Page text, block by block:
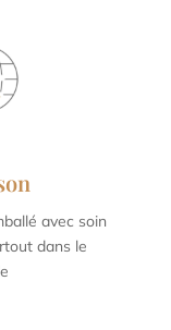
x 29,5
avec soin
dans le